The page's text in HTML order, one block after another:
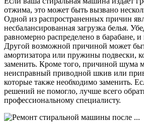
отжима, это может быть вызвано
Одной из распространенных причин
несбалансированная загрузка белья.
равномерно распределено в барабане,
Другой возможной причиной может
амортизатора или пружины подвески,
заменить. Кроме того, причиной шума
неисправный приводной шкив или
которые также необходимо заменить.
решений не помогло, лучше всего
профессиональному специалисту.